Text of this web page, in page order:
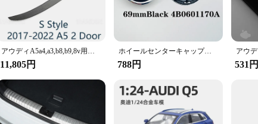
your vehicle's engine. Designed specifically for the Audi A4 B6 model,
system. The high-quality filter paper material traps contaminants,
a commitment to your vehicle's long-term health and performance.
our customers. Our Audi A4 B6 Oil Filter Elements are available as sets,
set of filters ready when needed. Whether you're a professional
when servicing your Audi A4 B6.
use and maintain their integrity over time. The compact design of
providing your Audi A4 B6 with the clean oil it needs to operate at
maintaining its performance and extending its lifespan.
アウディA5a4,a3,b8,b9,8v用の本物のカーボンリアスポイラー
11,805円
ホイールセンターキャップハブカバーバッジ、a3、a4、a5、a6、a7、a8、s4、s6、4b0601170、60mm、61mm、68mm、69mm、135mm、4個
788円 531円